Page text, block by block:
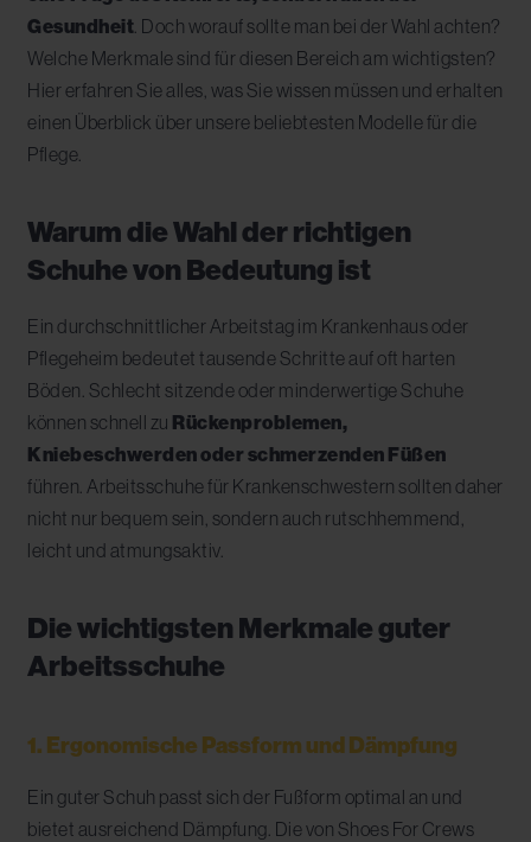
Gesundheit . Doch worauf sollte man bei der Wahl achten?
Welche Merkmale sind für diesen Bereich am wichtigsten?
Hier erfahren Sie alles, was Sie wissen müssen und erhalten
einen Überblick über unsere beliebtesten Modelle für die
Pflege.
Warum die Wahl der richtigen
Schuhe von Bedeutung ist
Ein durchschnittlicher Arbeitstag im Krankenhaus oder
Pflegeheim bedeutet tausende Schritte auf oft harten
Böden. Schlecht sitzende oder minderwertige Schuhe
können schnell zu Rückenproblemen,
Kniebeschwerden oder schmerzenden Füßen
führen. Arbeitsschuhe für Krankenschwestern sollten daher
nicht nur bequem sein, sondern auch rutschhemmend,
leicht und atmungsaktiv.
Die wichtigsten Merkmale guter
Arbeitsschuhe
1. Ergonomische Passform und Dämpfung
Ein guter Schuh passt sich der Fußform optimal an und
bietet ausreichend Dämpfung. Die von Shoes For Crews